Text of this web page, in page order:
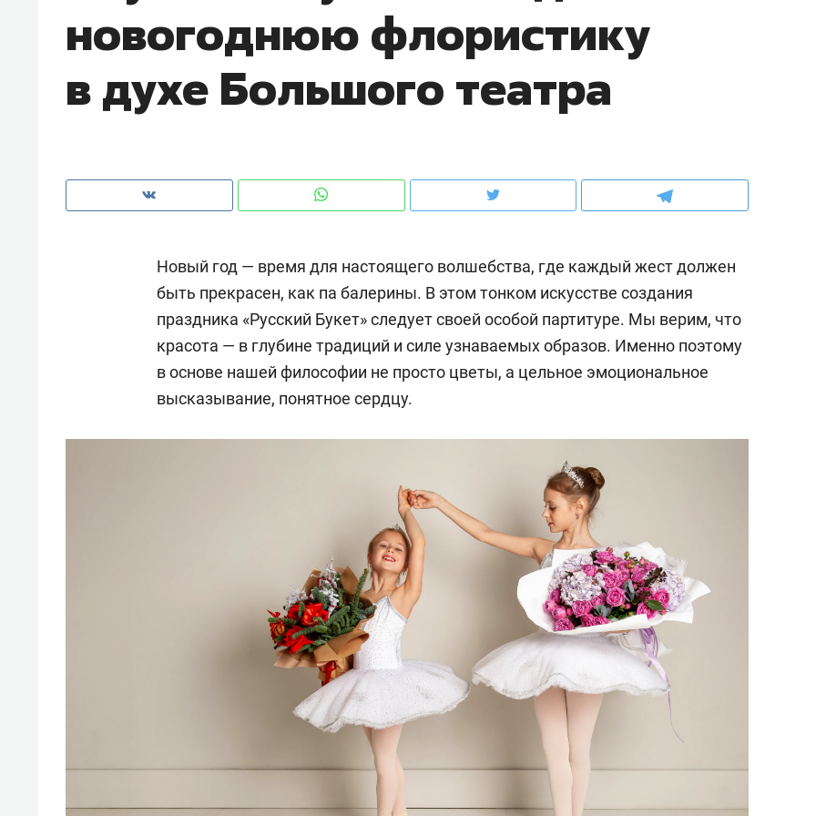
новогоднюю флористику
в духе Большого театра
Новый год — время для настоящего волшебства, где каждый жест должен
быть прекрасен, как па балерины. В этом тонком искусстве создания
праздника «Русский Букет» следует своей особой партитуре. Мы верим, что
красота — в глубине традиций и силе узнаваемых образов. Именно поэтому
в основе нашей философии не просто цветы, а цельное эмоциональное
высказывание, понятное сердцу.
чем интересен Оман?
Рекомендуем
Не только про еду: как
гастрокомплекс «Кайт»
задает новый ритм
Рекомендуем
Элитный уровень в деталях
и бренд застройщика как
гарант качества: как
«Резиденцию ДАН»
Рекомендуем
Анастасия Иванова,
«Гуксуми»: «Наша